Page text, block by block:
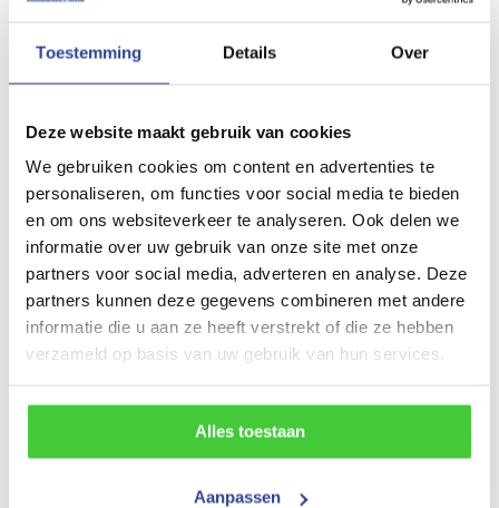
Toestemming Details Over
Deze website maakt gebruik van cookies
We gebruiken cookies om content en advertenties te
personaliseren, om functies voor social media te bieden
en om ons websiteverkeer te analyseren. Ook delen we
informatie over uw gebruik van onze site met onze
partners voor social media, adverteren en analyse. Deze
partners kunnen deze gegevens combineren met andere
informatie die u aan ze heeft verstrekt of die ze hebben
verzameld op basis van uw gebruik van hun services.
Alles toestaan
Aanpassen
Laadvloerhoogte
Maatvoering (inwendig)
250x130x150 cm (LxBxH)
Maatvoering (uitwendig)
400x180x210 cm (LxBxH)
Gewicht
330 kg
Draagvermogen (bruto)